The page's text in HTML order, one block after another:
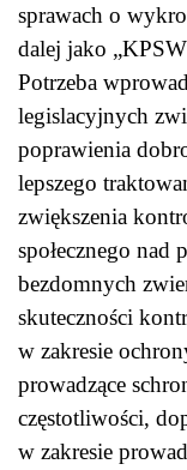
sprawach o
dalej jako
Potrzeba
legislacyjnych
poprawienia
lepszego
zwiększenia
społecznego nad
bezdomnych
skuteczności
w zakresie
prowadzące
częstotliwości,
w zakresie